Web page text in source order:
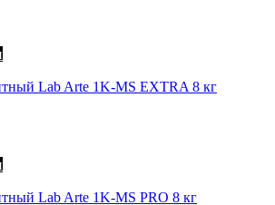
Lab Arte 1K-MS EXTRA 8 кг
Lab Arte 1K-MS PRO 8 кг